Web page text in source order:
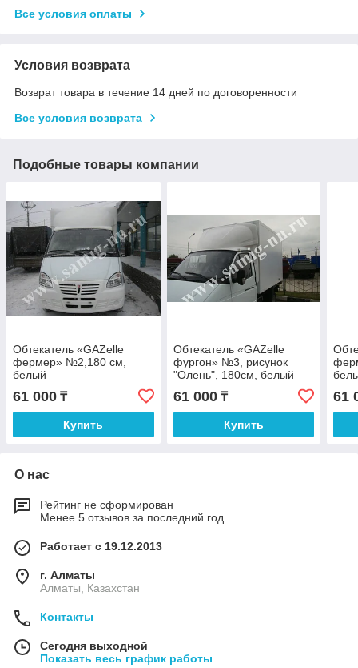
Все условия оплаты
Условия возврата
Возврат товара в течение 14 дней по договоренности
Все условия возврата
Подобные товары компании
Обтекатель «GAZelle
фермер» №2,180 см,
белый
61 000 ₸
Купить
Обтекатель «GAZelle
фургон» №3, рисунок
"Олень", 180см, белый
61 000₸
Купить
61
О нас
Рейтинг не сформирован
Менее 5 отзывов за последний год
Работает с 19.12.2013
г. Алматы
Алматы, Казахстан
Контакты
Сегодня выходной
Показать весь график работы